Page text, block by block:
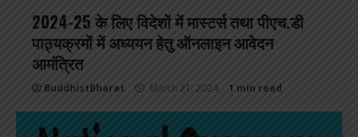
2024-25 के लिए विदेशों में मास्टर्स तथा पीएच.डी
पाठ्यक्रमों में अध्ययन हेतु ऑनलाइन आवेदन
आमंत्रित
BuddhistBharat March 21, 2024 1 min read